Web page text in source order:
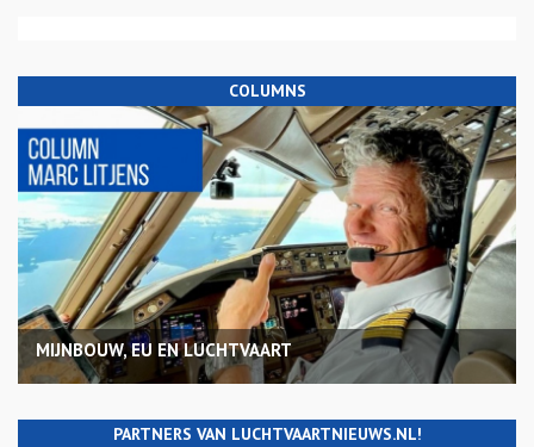
COLUMNS
MIJNBOUW, EU EN LUCHTVAART
PARTNERS VAN LUCHTVAARTNIEUWS.NL!